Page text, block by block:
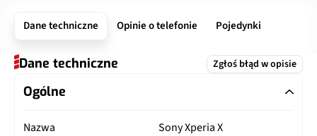
Dane techniczne Opinie o telefonie Pojedynki
Dane techniczne Zgłoś błąd w opisie
Ogólne
Nazwa Sony Xperia X